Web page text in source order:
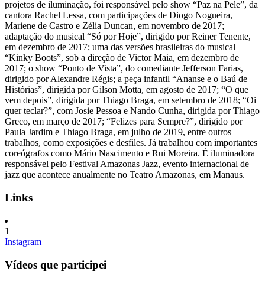
projetos de iluminação, foi responsável pelo show “Paz na Pele”, da
cantora Rachel Lessa, com participações de Diogo Nogueira,
Mariene de Castro e Zélia Duncan, em novembro de 2017;
adaptação do musical “Só por Hoje”, dirigido por Reiner Tenente,
em dezembro de 2017; uma das versões brasileiras do musical
“Kinky Boots”, sob a direção de Victor Maia, em dezembro de
2017; o show “Ponto de Vista”, do comediante Jefferson Farias,
dirigido por Alexandre Régis; a peça infantil “Ananse e o Baú de
Histórias”, dirigida por Gilson Motta, em agosto de 2017; “O que
vem depois”, dirigida por Thiago Braga, em setembro de 2018; “Oi
quer teclar?”, com Josie Pessoa e Nando Cunha, dirigida por Thiago
Greco, em março de 2017; “Felizes para Sempre?”, dirigido por
Paula Jardim e Thiago Braga, em julho de 2019, entre outros
trabalhos, como exposições e desfiles. Já trabalhou com importantes
coreógrafos como Mário Nascimento e Rui Moreira. É iluminadora
responsável pelo Festival Amazonas Jazz, evento internacional de
jazz que acontece anualmente no Teatro Amazonas, em Manaus.
Links
1
Instagram
Vídeos que participei